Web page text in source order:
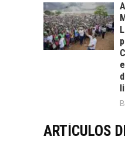
ARTÍCULOS